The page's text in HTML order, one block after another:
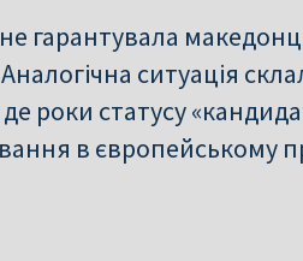
гарантувала
ситуація
де роки статусу
в європейському